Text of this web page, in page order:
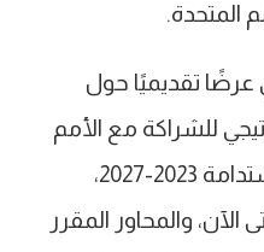
المتحدة.
عرضًا تقديميًا حول
للشراكة مع الأمم
المتحدة من أجل التنمية المستدامة 2023-2027،
والمحاور المقرر